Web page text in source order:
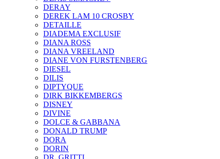
DERAY
DEREK LAM 10 CROSBY
DETAILLE
DIADEMA EXCLUSIF
DIANA ROSS
DIANA VREELAND
DIANE VON FURSTENBERG
DIESEL
DILIS
DIPTYQUE
DIRK BIKKEMBERGS
DISNEY
DIVINE
DOLCE & GABBANA
DONALD TRUMP
DORA
DORIN
DR. GRITTI